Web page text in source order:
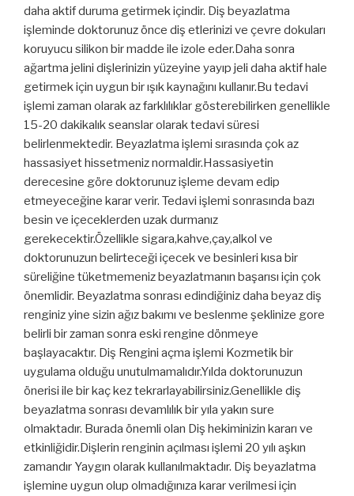
daha aktif duruma getirmek içindir. Diş beyazlatma
işleminde doktorunuz önce diş etlerinizi ve çevre dokuları
koruyucu silikon bir madde ile izole eder.Daha sonra
ağartma jelini dişlerinizin yüzeyine yayıp jeli daha aktif hale
getirmek için uygun bir ışık kaynağını kullanır.Bu tedavi
işlemi zaman olarak az farklılıklar gösterebilirken genellikle
15-20 dakikalık seanslar olarak tedavi süresi
belirlenmektedir. Beyazlatma işlemi sırasında çok az
hassasiyet hissetmeniz normaldir.Hassasiyetin
derecesine göre doktorunuz işleme devam edip
etmeyeceğine karar verir. Tedavi işlemi sonrasında bazı
besin ve içeceklerden uzak durmanız
gerekecektir.Özellikle sigara,kahve,çay,alkol ve
doktorunuzun belirteceği içecek ve besinleri kısa bir
süreliğine tüketmemeniz beyazlatmanın başarısı için çok
önemlidir. Beyazlatma sonrası edindiğiniz daha beyaz diş
renginiz yine sizin ağız bakımı ve beslenme şeklinize gore
belirli bir zaman sonra eski rengine dönmeye
başlayacaktır. Diş Rengini açma işlemi Kozmetik bir
uygulama olduğu unutulmamalıdır.Yılda doktorunuzun
önerisi ile bir kaç kez tekrarlayabilirsiniz.Genellikle diş
beyazlatma sonrası devamlılık bir yıla yakın sure
olmaktadır. Burada önemli olan Diş hekiminizin kararı ve
etkinliğidir.Dişlerin renginin açılması işlemi 20 yılı aşkın
zamandır Yaygın olarak kullanılmaktadır. Diş beyazlatma
işlemine uygun olup olmadığınıza karar verilmesi için